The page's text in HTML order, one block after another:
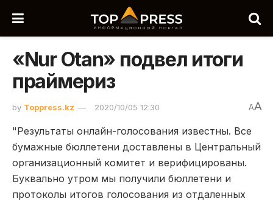
«Nur Otan» подвел итоги
праймериз
by Toppress.kz 2020/10/05 12:30 AA
"Результаты онлайн-голосования известны. Все
бумажные бюллетени доставлены в Центральный
организационный комитет и верифицированы.
Буквально утром мы получили бюллетени и
протоколы итогов голосования из отдаленных